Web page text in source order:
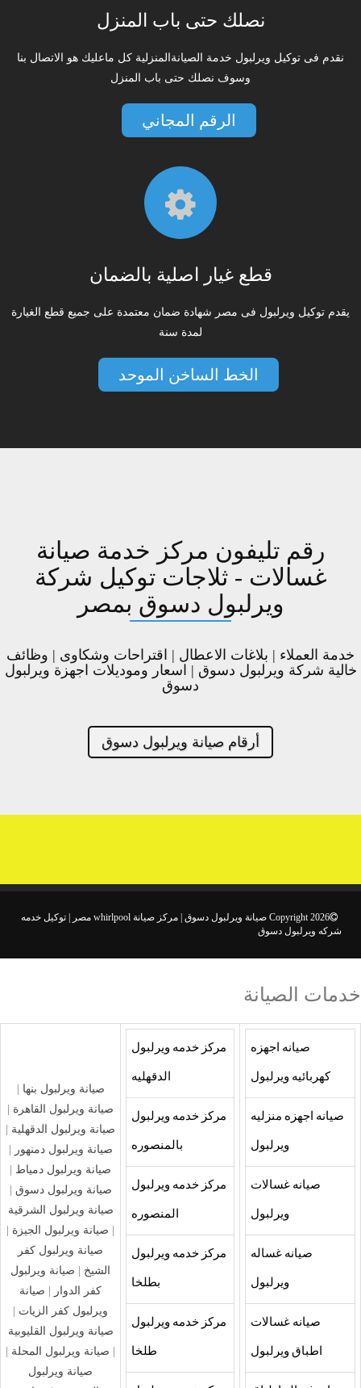
نصلك حتى باب المنزل
نقدم فى توكيل ويرلبول خدمة الصيانةالمنزلية كل ماعليك هو الاتصال بنا
وسوف نصلك حتى باب المنزل
الرقم المجاني
قطع غيار اصلية بالضمان
يقدم توكيل ويرلبول فى مصر شهادة ضمان معتمدة على جميع قطع الغيارة
لمدة سنة
الخط الساخن الموحد
رقم تليفون مركز خدمة صيانة
غسالات - ثلاجات توكيل شركة
ويرلبول دسوق بمصر
خدمة العملاء | بلاغات الاعطال | اقتراحات وشكاوى | وظائف
خالية شركة ويرلبول دسوق | اسعار وموديلات اجهزة ويرلبول
دسوق
أرقام صيانة ويرلبول دسوق
Copyright 2026 صيانة ويرلبول دسوق | مركز صيانة whirlpool مصر | توكيل خدمه
شركه ويرلبول دسوق
خدمات الصيانة
صيانه اجهزه
كهربائيه ويرلبول
صيانه اجهزه منزليه
ويرلبول
صيانه غسالات
ويرلبول
صيانه غساله
ويرلبول
صيانه غسالات
اطباق ويرلبول
مركز خدمه ويرلبول
الدقهليه
مركز خدمه ويرلبول
بالمنصوره
مركز خدمه ويرلبول
المنصوره
مركز خدمه ويرلبول
بطلخا
مركز خدمه ويرلبول
طلخا
صيانة ويرلبول بنها
صيانة ويرلبول القاهرة
صيانة ويرلبول الدقهلية
صيانة ويرلبول دمنهور
صيانة ويرلبول دمياط
صيانة ويرلبول دسوق
صيانة ويرلبول الشرقية
صيانة ويرلبول الجيزة
صيانة ويرلبول كفر
الشيخ
صيانة ويرلبول
كفر الدوار
صيانة
ويرلبول كفر الزيات
صيانة ويرلبول القليوبية
صيانة ويرلبول المحلة
صيانة ويرلبول